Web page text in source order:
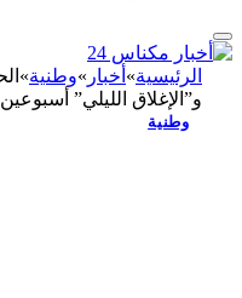
الرئيسية» أخبار »وطنية»
و”الإغلاق الليلي”
وطنية